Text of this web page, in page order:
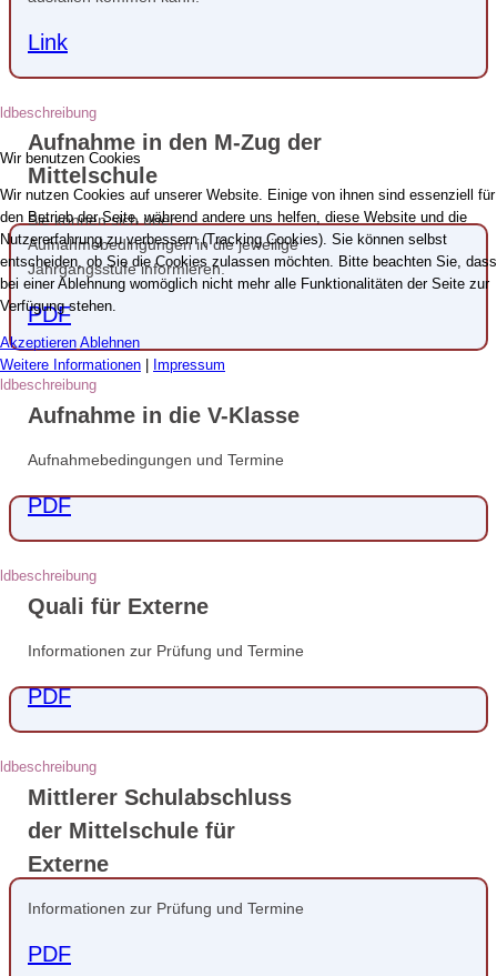
Link
Aufnahme in den M-Zug der
Mittelschule
Sie können sich über
Aufnahmebedingungen in die jeweilige
Jahrgangsstufe informieren.
PDF
Aufnahme in die V-Klasse
Aufnahmebedingungen und Termine
PDF
Quali für Externe
Informationen zur Prüfung und Termine
PDF
Mittlerer Schulabschluss
der Mittelschule für
Externe
Informationen zur Prüfung und Termine
PDF
Wir benutzen Cookies
Wir nutzen Cookies auf unserer Website. Einige von ihnen sind essenziell für
den Betrieb der Seite, während andere uns helfen, diese Website und die
Nutzererfahrung zu verbessern (Tracking Cookies). Sie können selbst
entscheiden, ob Sie die Cookies zulassen möchten. Bitte beachten Sie, dass
bei einer Ablehnung womöglich nicht mehr alle Funktionalitäten der Seite zur
Verfügung stehen.
Akzeptieren Ablehnen
Weitere Informationen
Impressum